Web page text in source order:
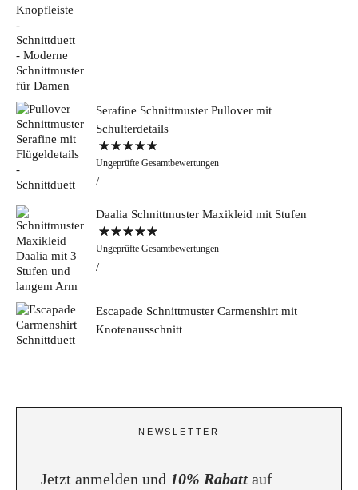
Serafine Schnittmuster Pullover mit
Schulterdetails
Bewertet mit
5.00von 5
Ungeprüfte Gesamtbewertungen
Daalia Schnittmuster Maxikleid mit Stufen
Bewertet mit
5.00von 5
Ungeprüfte Gesamtbewertungen
Escapade Schnittmuster Carmenshirt mit
Knotenausschnitt
NEWSLETTER
Jetzt anmelden und 10% Rabatt auf